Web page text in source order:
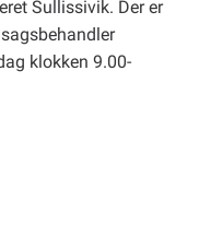
Sullissivik. Der er
klokken 9.00-